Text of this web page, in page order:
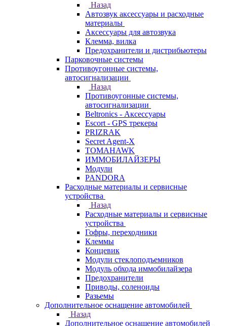
Назад
Автозвук аксессуары и расходные
материалы
Аксессуары для автозвука
Клемма, вилка
Предохранители и дистрибьютеры
Парковочные системы
Противоугонные системы,
автосигнализации
Назад
Противоугонные системы,
автосигнализации
Beltronics - Аксессуары
Escort - GPS трекеры
PRIZRAK
Secret Agent-X
TOMAHAWK
ИММОБИЛАЙЗЕРЫ
Модули
PANDORA
Расходные материалы и сервисные
устройства
Назад
Расходные материалы и сервисные
устройства
Гофры, переходники
Клеммы
Концевик
Модули стеклоподъемников
Модуль обхода иммобилайзера
Предохранители
Приводы, соленоиды
Разьемы
Дополнительное оснащение автомобилей
Назад
Дополнительное оснащение автомобилей